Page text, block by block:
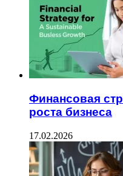
Финансовая
роста бизнеса
17.02.2026